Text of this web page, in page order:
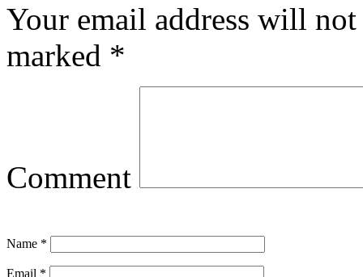
Your email address will
marked *
Comment
Name *
Email *